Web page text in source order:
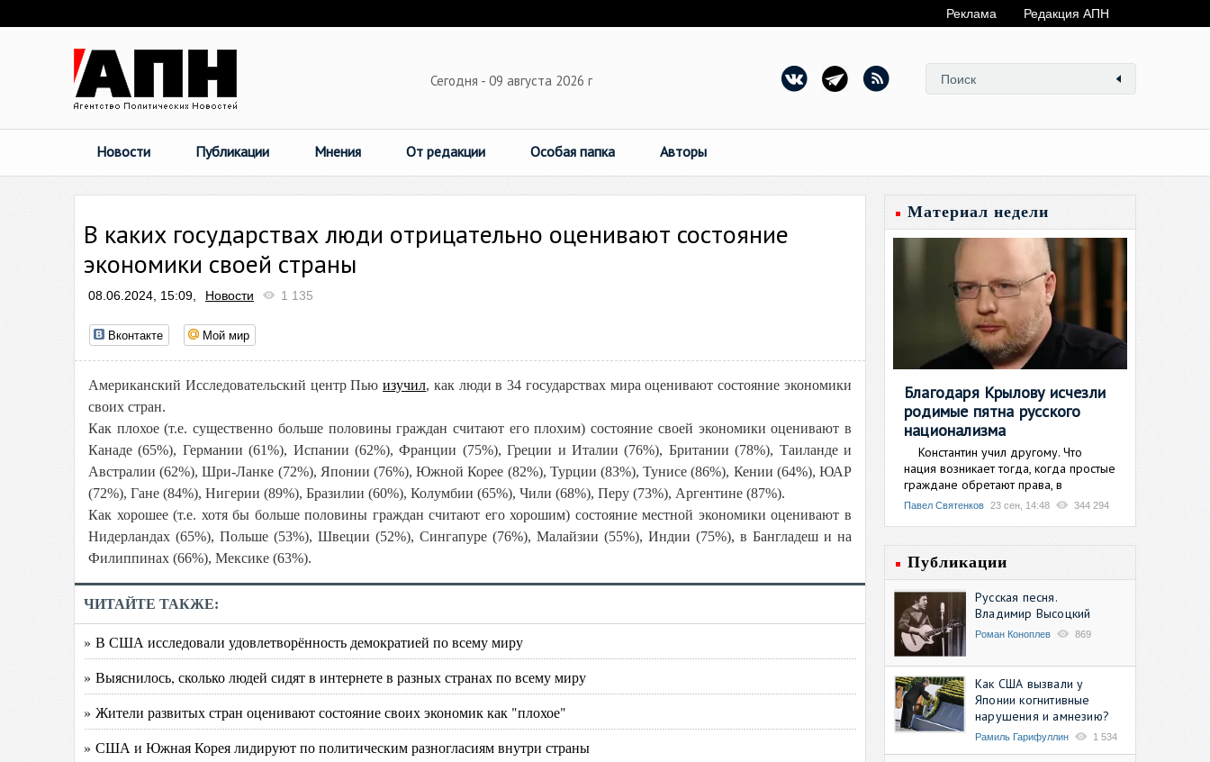
Реклама Редакция АПН
Сегодня - 09 августа 2026 г
Новости Публикации Мнения От редакции Особая папка Авторы
В каких государствах люди отрицательно оценивают состояние
экономики своей страны
08.06.2024, 15:09, Новости 1 135
Вконтакте Мой мир
Американский Исследовательский центр Пьюизучил, как люди в 34 государствах мира оценивают состояние экономики
своих стран.
Как плохое (т.е. существенно больше половины граждан считают его плохим) состояние своей экономики оценивают в
Канаде (65%), Германии (61%), Испании (62%), Франции (75%), Греции и Италии (76%), Британии (78%), Таиланде и
Австралии (62%), Шри-Ланке (72%), Японии (76%), Южной Корее (82%), Турции (83%), Тунисе (86%), Кении (64%), ЮАР
(72%), Гане (84%), Нигерии (89%), Бразилии (60%), Колумбии (65%), Чили (68%), Перу (73%), Аргентине (87%).
Как хорошее (т.е. хотя бы больше половины граждан считают его хорошим) состояние местной экономики оценивают в
Нидерландах (65%), Польше (53%), Швеции (52%), Сингапуре (76%), Малайзии (55%), Индии (75%), в Бангладеш и на
Филиппинах (66%), Мексике (63%).
ЧИТАЙТЕ ТАКЖЕ:
» В США исследовали удовлетворённость демократией по всему миру
» Выяснилось, сколько людей сидят в интернете в разных странах по всему миру
» Жители развитых стран оценивают состояние своих экономик как "плохое"
» США и Южная Корея лидируют по политическим разногласиям внутри страны
Материал недели
Благодаря Крылову исчезли
родимые пятна русского
национализма
Константин учил другому. Что
нация возникает тогда, когда простые
граждане обретают права, в
Павел Святенков 23 сен, 14:48 344 294
Публикации
Русская песня.
Владимир Высоцкий
Роман Коноплев 869
Как США вызвали у
Японии когнитивные
нарушения и амнезию?
Рамиль Гарифуллин 1 534